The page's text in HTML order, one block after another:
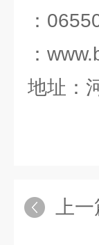
：
：
地址：
上